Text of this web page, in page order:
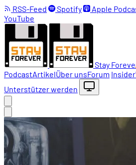
RSS-Feed Spotify Apple
YouTube
Stay
PodcastArtikelÜber unsForum Insider
Unterstützer werden